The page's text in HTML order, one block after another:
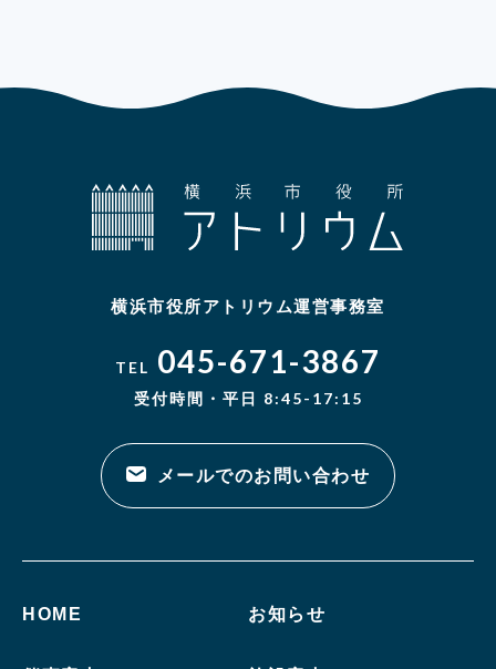
横浜市役所アトリウム運営事務室
TEL 045-671-3867
受付時間・平日 8:45-17:15
メールでのお問い合わせ
HOME お知らせ